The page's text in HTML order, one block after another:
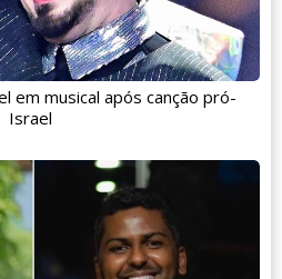
em musical após canção pró-
Israel